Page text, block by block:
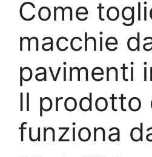
Come
macchie
pavimenti
Il prodotto
funziona